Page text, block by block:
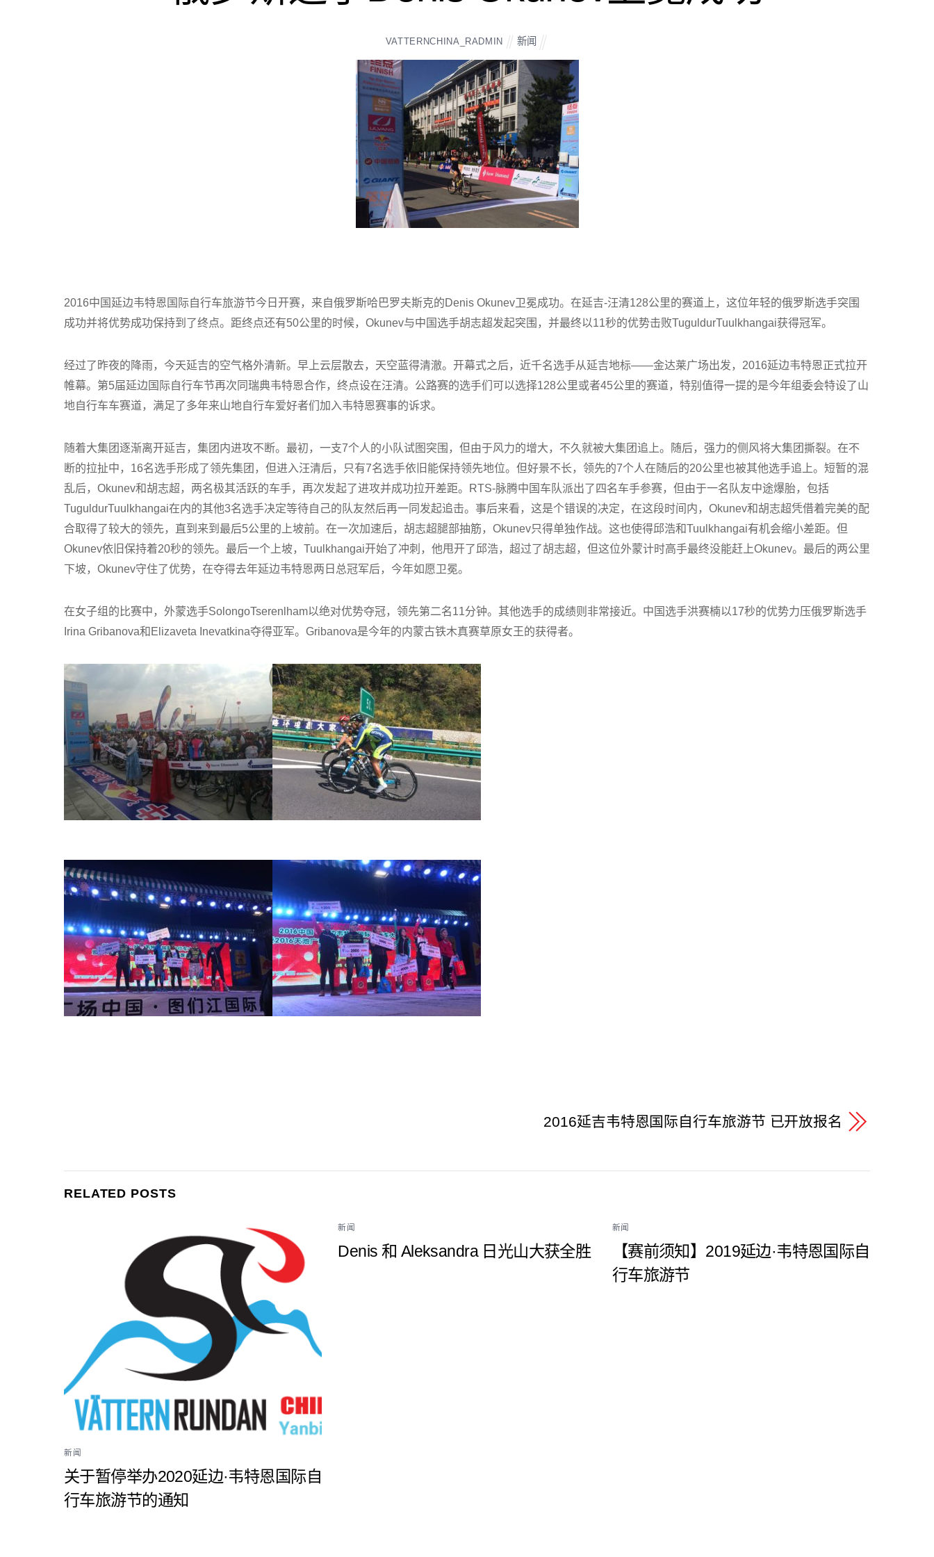
VATTERNCHINA_RADMIN 新闻
2016中国延边韦特恩国际自行车旅游节今日开赛，来自俄罗斯哈巴罗夫斯克的Denis Okunev卫冕成功。在延吉-汪清128公里的赛道上，这位年轻的俄罗斯选手突围
成功并将优势成功保持到了终点。距终点还有50公里的时候，Okunev与中国选手胡志超发起突围，并最终以11秒的优势击败TuguldurTuulkhangai获得冠军。
经过了昨夜的降雨，今天延吉的空气格外清新。早上云层散去，天空蓝得清澈。开幕式之后，近千名选手从延吉地标——金达莱广场出发，2016延边韦特恩正式拉开
帷幕。第5届延边国际自行车节再次同瑞典韦特恩合作，终点设在汪清。公路赛的选手们可以选择128公里或者45公里的赛道，特别值得一提的是今年组委会特设了山
地自行车车赛道，满足了多年来山地自行车爱好者们加入韦特恩赛事的诉求。
随着大集团逐渐离开延吉，集团内进攻不断。最初，一支7个人的小队试图突围，但由于风力的增大，不久就被大集团追上。随后，强力的侧风将大集团撕裂。在不
断的拉扯中，16名选手形成了领先集团，但进入汪清后，只有7名选手依旧能保持领先地位。但好景不长，领先的7个人在随后的20公里也被其他选手追上。短暂的混
乱后，Okunev和胡志超，两名极其活跃的车手，再次发起了进攻并成功拉开差距。RTS-脉腾中国车队派出了四名车手参赛，但由于一名队友中途爆胎，包括
TuguldurTuulkhangai在内的其他3名选手决定等待自己的队友然后再一同发起追击。事后来看，这是个错误的决定，在这段时间内，Okunev和胡志超凭借着完美的配
合取得了较大的领先，直到来到最后5公里的上坡前。在一次加速后，胡志超腿部抽筋，Okunev只得单独作战。这也使得邱浩和Tuulkhangai有机会缩小差距。但
Okunev依旧保持着20秒的领先。最后一个上坡，Tuulkhangai开始了冲刺，他甩开了邱浩，超过了胡志超，但这位外蒙计时高手最终没能赶上Okunev。最后的两公里
下坡，Okunev守住了优势，在夺得去年延边韦特恩两日总冠军后，今年如愿卫冕。
在女子组的比赛中，外蒙选手SolongoTserenlham以绝对优势夺冠，领先第二名11分钟。其他选手的成绩则非常接近。中国选手洪赛楠以17秒的优势力压俄罗斯选手
Irina Gribanova和Elizaveta Inevatkina夺得亚军。Gribanova是今年的内蒙古铁木真赛草原女王的获得者。
2016延吉韦特恩国际自行车旅游节 已开放报名
RELATED POSTS
新闻
关于暂停举办2020延边·韦特恩国际自
行车旅游节的通知
新闻
Denis 和 Aleksandra 日光山大获全胜
新闻
【赛前须知】2019延边·韦特恩国际自
行车旅游节